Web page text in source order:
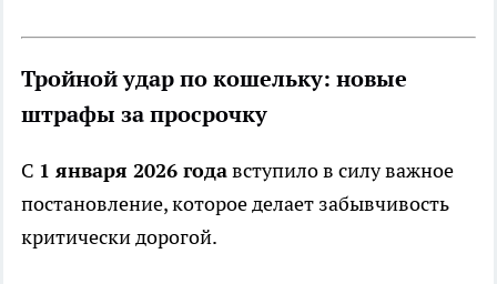
Тройной удар по кошельку: новые
штрафы за просрочку
С 1 января 2026 годавступило в силу важное
постановление, которое делает забывчивость
критически дорогой.